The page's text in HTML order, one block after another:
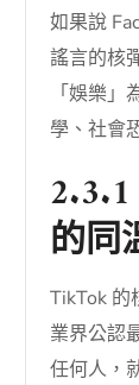
如果說
謠言的核
「娛樂
學、社會
的同
TikTok 的
業界公認
任何人，